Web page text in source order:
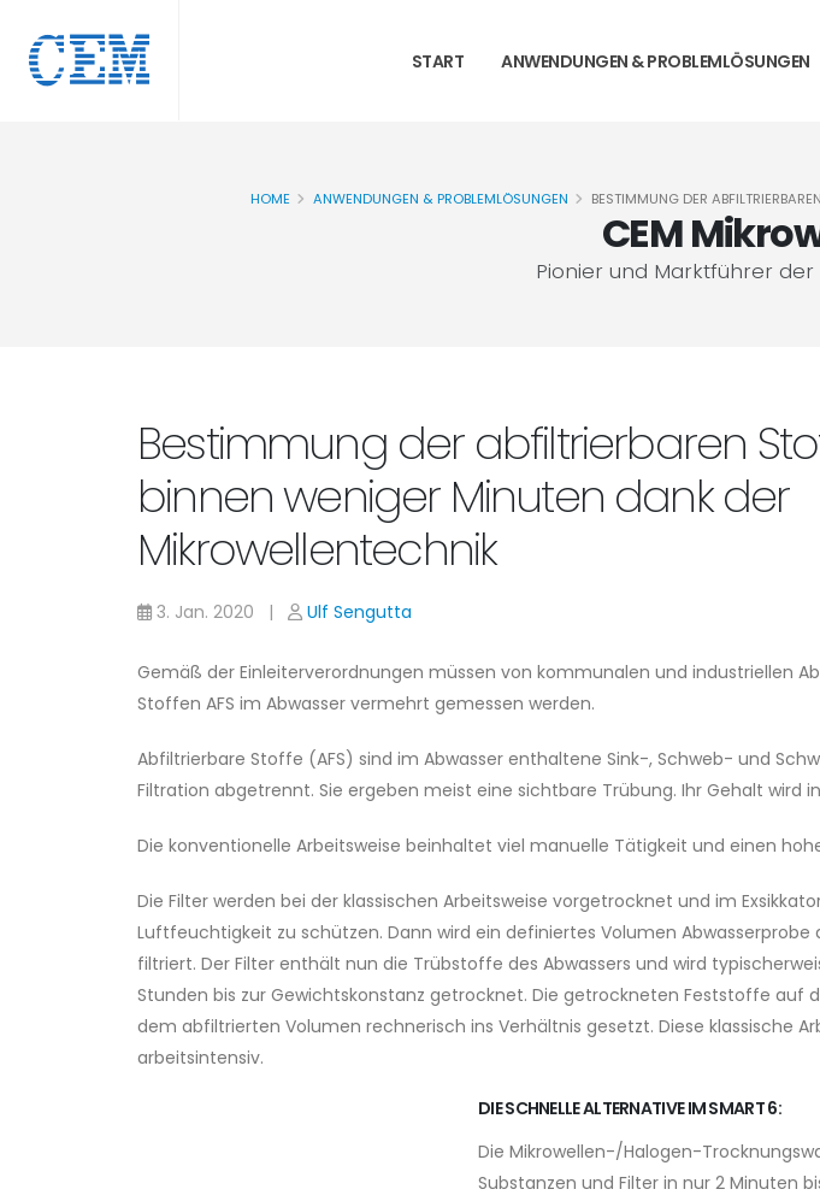
START ANWENDUNGEN & PROBLEMLÖSUNGEN
CEM
Pionier und Marktführer
HOME ANWENDUNGEN & PROBLEMLÖSUNGEN BESTIMMUNG DER
Bestimmung der abfiltrierbaren
binnen weniger Minuten dank der
Mikrowellentechnik
3. Jan. 2020 | Ulf Sengutta
Gemäß der Einleiterverordnungen müssen von kommunalen und industriellen
Stoffen AFS im Abwasser vermehrt gemessen werden.
Abfiltrierbare Stoffe (AFS) sind im Abwasser enthaltene Sink-, Schweb- und
Filtration abgetrennt. Sie ergeben meist eine sichtbare Trübung. Ihr Gehalt wird
Die konventionelle Arbeitsweise beinhaltet viel manuelle Tätigkeit und einen
Die Filter werden bei der klassischen Arbeitsweise vorgetrocknet und im
Luftfeuchtigkeit zu schützen. Dann wird ein definiertes Volumen Abwasserprobe
filtriert. Der Filter enthält nun die Trübstoffe des Abwassers und wird
Stunden bis zur Gewichtskonstanz getrocknet. Die getrockneten Feststoffe auf
dem abfiltrierten Volumen rechnerisch ins Verhältnis gesetzt. Diese klassische
arbeitsintensiv.
DIE SCHNELLE ALTERNATIVE IM SMART 6:
Die Mikrowellen-/Halogen-
Substanzen und Filter in nur 2 Minuten